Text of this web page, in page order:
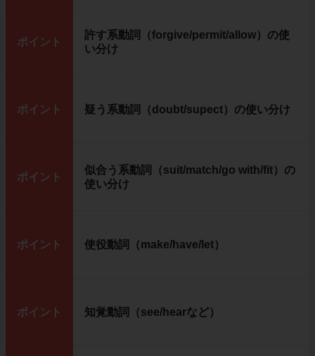
ポイント
許す系動詞（forgive/permit/allow）の使
い分け
ポイント 疑う系動詞（doubt/supect）の使い分け
ポイント
似合う系動詞（suit/match/go with/fit）の
使い分け
ポイント 使役動詞（make/have/let）
ポイント 知覚動詞（see/hearなど）